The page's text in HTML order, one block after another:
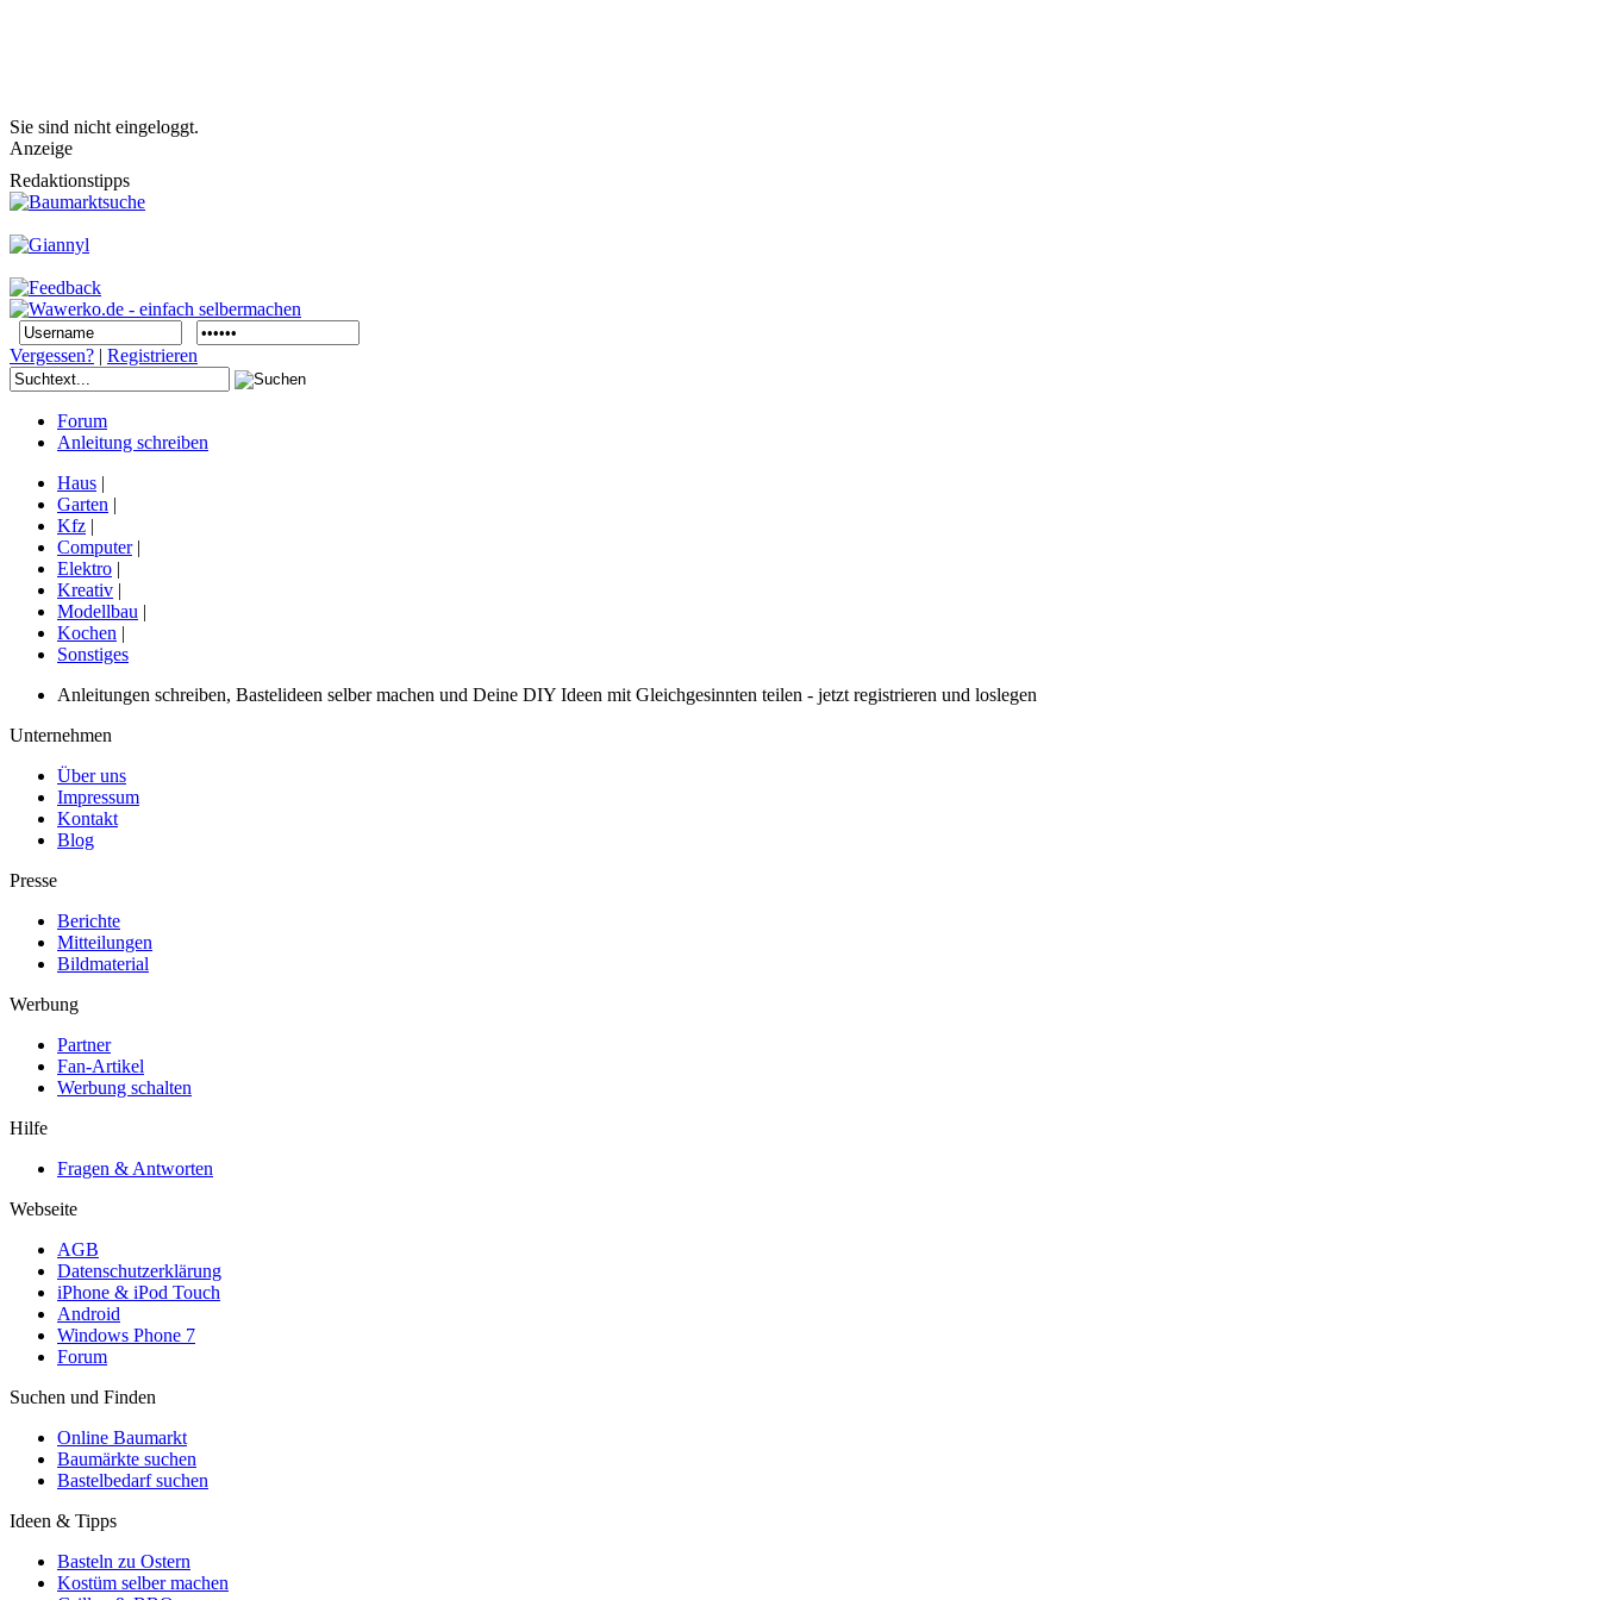
Sie sind nicht eingeloggt.
Anzeige
Redaktionstipps
Vergessen? | Registrieren
Forum
Anleitung schreiben
Haus |
Garten |
Kfz |
Computer|
Elektro |
Kreativ |
Modellbau |
Kochen |
Sonstiges
Anleitungen schreiben, Bastelideen selber machen und Deine DIY Ideen mit Gleichgesinnten teilen - jetzt registrieren und loslegen
Unternehmen
Über uns
Impressum
Kontakt
Blog
Presse
Berichte
Mitteilungen
Bildmaterial
Werbung
Partner
Fan-Artikel
Werbung schalten
Hilfe
Fragen & Antworten
Webseite
AGB
Datenschutzerklärung
iPhone & iPod Touch
Android
Windows Phone 7
Forum
Suchen und Finden
Online Baumarkt
Baumärkte suchen
Bastelbedarf suchen
Ideen & Tipps
Basteln zu Ostern
Kostüm selber machen